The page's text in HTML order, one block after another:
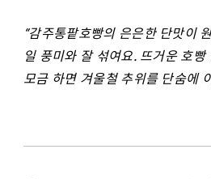
“감주통팥호빵의 은은한 단맛이
일 풍미와 잘 섞여요. 뜨거운 호
모금 하면 겨울철 추위를 단숨에